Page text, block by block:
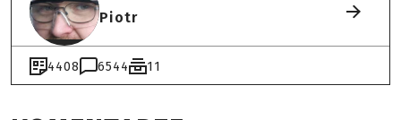
Piotr
4408 6544 11